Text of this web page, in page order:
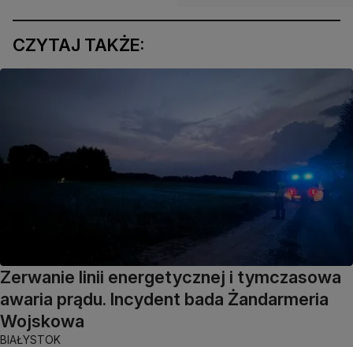
CZYTAJ TAKŻE:
Zerwanie linii energetycznej i tymczasowa
awaria prądu. Incydent bada Żandarmeria
Wojskowa
BIAŁYSTOK